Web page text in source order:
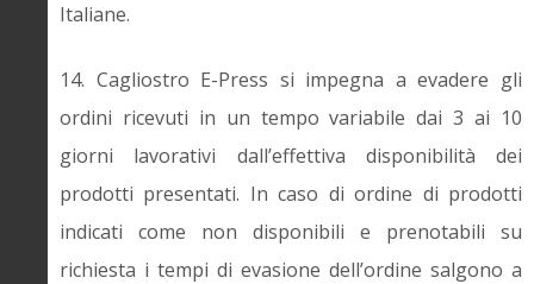
Italiane.
14. Cagliostro E-Press si impegna a evadere gli
ordini ricevuti in un tempo variabile dai 3 ai 10
giorni lavorativi dall’effettiva disponibilità dei
prodotti presentati. In caso di ordine di prodotti
indicati come non disponibili e prenotabili su
richiesta i tempi di evasione dell’ordine salgono a